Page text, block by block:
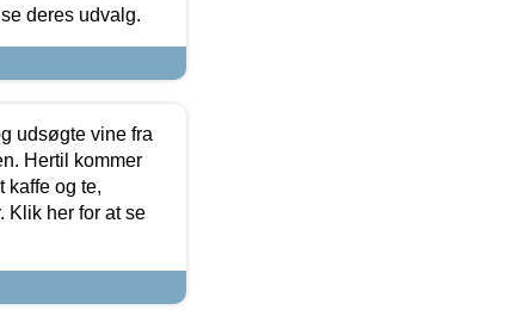
deres udvalg.
udsøgte vine fra
Hertil kommer
kaffe og te,
Klik her for at se